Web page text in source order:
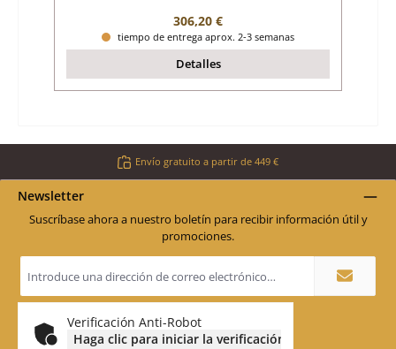
Precio normal:
306,20 €
tiempo de entrega aprox. 2-3 semanas
Detalles
Envío gratuito a partir de 449 €
Newsletter
Suscríbase ahora a nuestro boletín para recibir información útil y
promociones.
de
correo
electrónico
Verificación Anti-Robot
Haga clic para iniciar la verificación